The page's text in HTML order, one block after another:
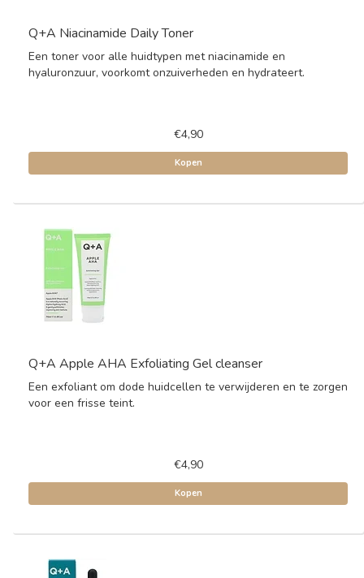
Q+A Niacinamide Daily Toner
Een toner voor alle huidtypen met niacinamide en
hyaluronzuur, voorkomt onzuiverheden en hydrateert.
€4,90
Kopen
Q+A Apple AHA Exfoliating Gel cleanser
Een exfoliant om dode huidcellen te verwijderen en te zorgen
voor een frisse teint.
€4,90
Kopen